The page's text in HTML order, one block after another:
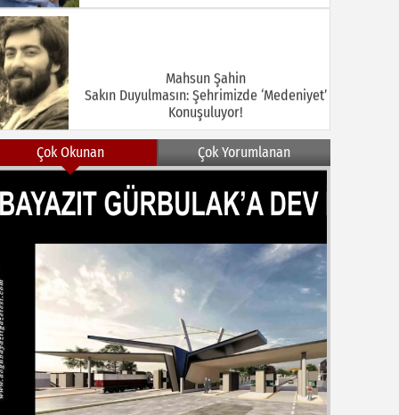
Mahsun Şahin
Sakın Duyulmasın: Şehrimizde ‘Medeniyet’
Konuşuluyor!
MEHMET KOÇ
DOĞUBAYAZIT ASLINDA BİR İNANÇ
NEZİR ÇELİK
DOĞUBAYAZIT’TA KUŞLAR VE İNSANLAR
Çok Okunan Çok Yorumlanan